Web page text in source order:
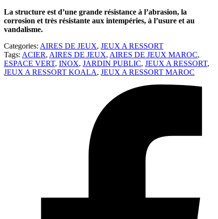
La structure est d’une grande résistance à l’abrasion, la
corrosion et très résistante aux intempéries, à l’usure et au
vandalisme.
Categories: AIRES DE JEUX, JEUX A RESSORT
Tags: ACIER, AIRES DE JEUX, AIRES DE JEUX MAROC,
ESPACE VERT, INOX, JARDIN PUBLIC, JEUX A RESSORT,
JEUX A RESSORT KOALA, JEUX A RESSORT MAROC